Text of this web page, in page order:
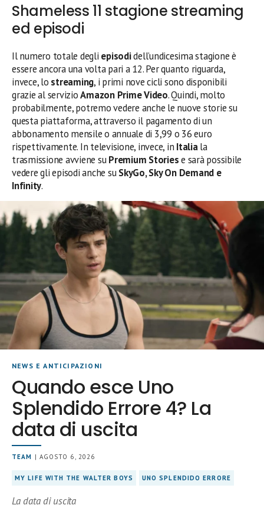
Shameless 11 stagione streaming
ed episodi
Il numero totale degli episodidell’undicesima stagione è
essere ancora una volta pari a 12. Per quanto riguarda,
invece, lo streaming, i primi nove cicli sono disponibili
grazie al servizioAmazon Prime Video. Quindi, molto
probabilmente, potremo vedere anche le nuove storie su
questa piattaforma, attraverso il pagamento di un
abbonamento mensile o annuale di 3,99 o 36 euro
rispettivamente. In televisione, invece, in Italiala
trasmissione avviene suPremium Storiese sarà possibile
vedere gli episodi anche suSkyGo, Sky On Demand e
Infinity.
NEWS E ANTICIPAZIONI
Quando esce Uno
Splendido Errore 4? La
data di uscita
TEAM | AGOSTO 6, 2026
MY LIFE WITH THE WALTER BOYS UNO SPLENDIDO ERRORE
La data di uscita